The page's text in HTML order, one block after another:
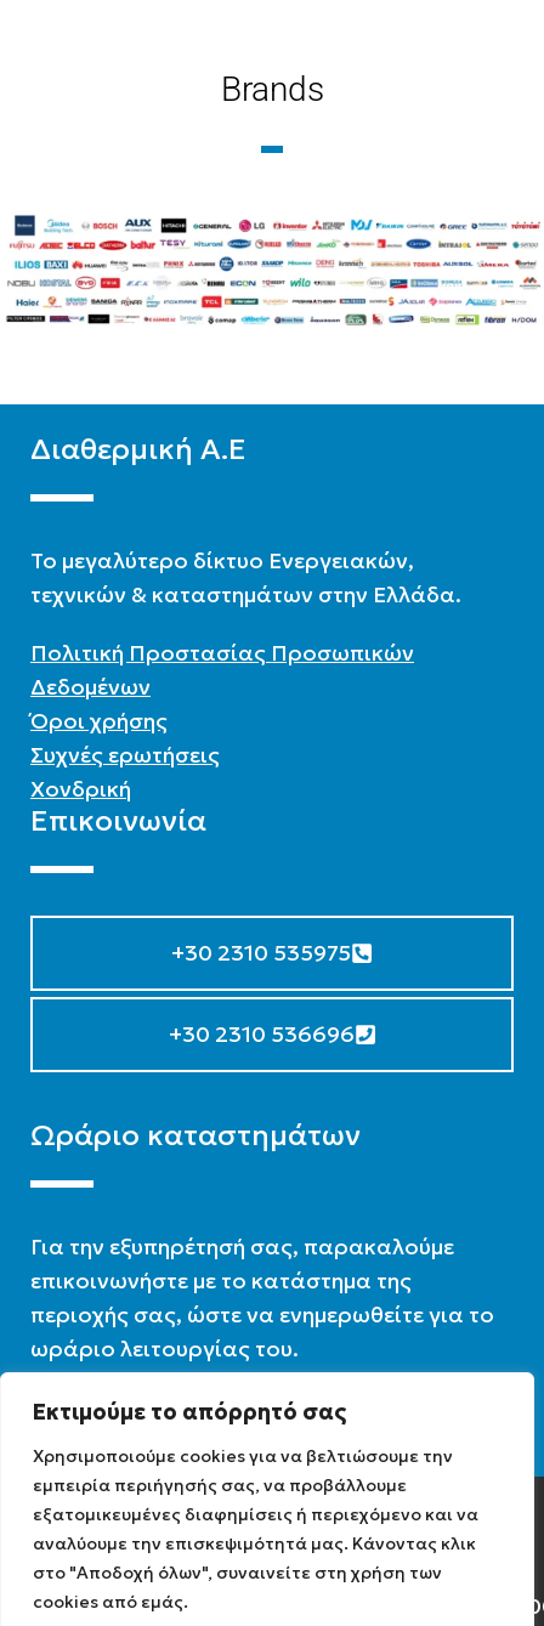
Εκτιμούμε το απόρρητό σας
Χρησιμοποιούμε cookies για να βελτιώσουμε την
εμπειρία περιήγησής σας, να προβάλλουμε
εξατομικευμένες διαφημίσεις ή περιεχόμενο και να
αναλύουμε την επισκεψιμότητά μας. Κάνοντας κλικ
στο "Αποδοχή όλων", συναινείτε στη χρήση των
cookies από εμάς.
WIFI Standard
ΧΡΏΜΑ Μαύρο
ΨΎΞΗΣ
ΧΡΏΜΑ Λευκό
Brands
Διαθερμική Α.Ε
To μεγαλύτερο δίκτυο Ενεργειακών,
τεχνικών & καταστημάτων στην Ελλάδα.
Πολιτική Προστασίας Προσωπικών
Δεδομένων
Όροι χρήσης
Συχνές ερωτήσεις
Χονδρική
Επικοινωνία
+30 2310 535975
+30 2310 536696
Ωράριο καταστημάτων
Για την εξυπηρέτησή σας, παρακαλούμε
επικοινωνήστε με το κατάστημα της
περιοχής σας, ώστε να ενημερωθείτε για το
ωράριο λειτουργίας του.
Ωράριο λειτουργίας : 07:30 – 16:00
Diathermiki.gr © 2022
Αρ. Γ.Ε.ΜΗ: